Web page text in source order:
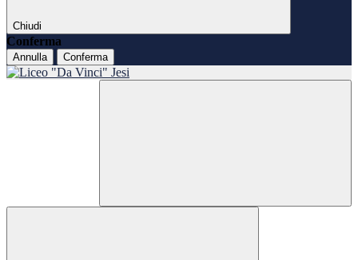
Chiudi
Conferma
Annulla Conferma